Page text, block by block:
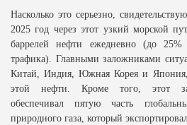
Насколько это серьезно,
2025 год через этот узкий морской
баррелей нефти ежедневно (до 25%
трафика). Главными заложниками
Китай, Индия, Южная Корея и Япония,
этой нефти. Кроме того, этот
обеспечивал пятую часть
природного газа, который